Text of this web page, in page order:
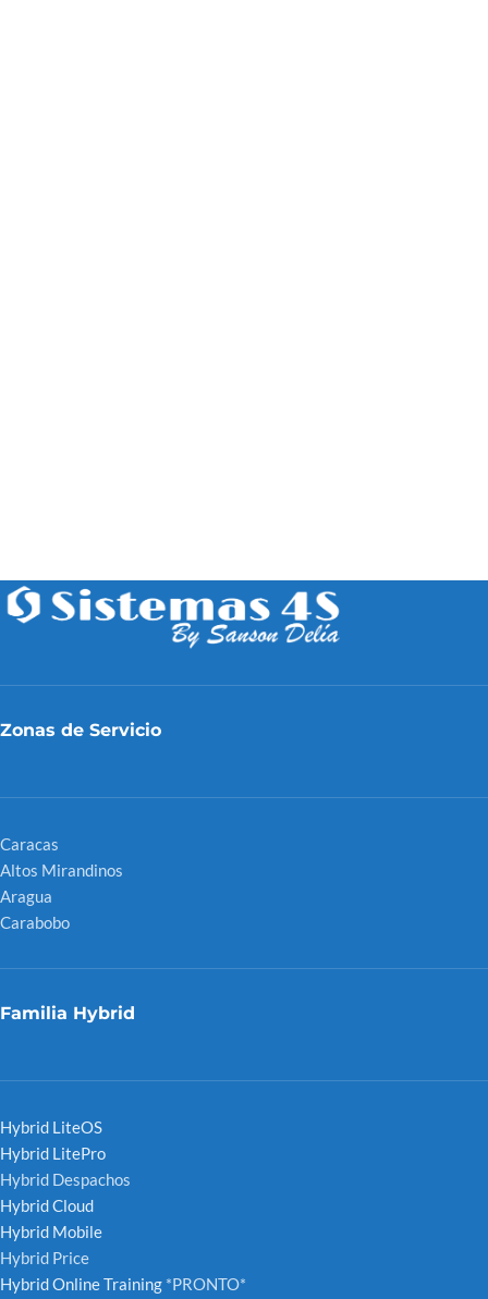
Zonas de Servicio
Caracas
Altos Mirandinos
Aragua
Carabobo
Familia Hybrid
Hybrid LiteOS
Hybrid LitePro
Hybrid Despachos
Hybrid Cloud
Hybrid Mobile
Hybrid Price
Hybrid Online Training *PRONTO*